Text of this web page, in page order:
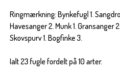
Ringmærkning: Bynkefugl 1.
Havesanger 2. Munk 1. Gransanger
Skovspurv 1. Bogfinke 3.
Ialt 23 fugle fordelt på 10 arter.